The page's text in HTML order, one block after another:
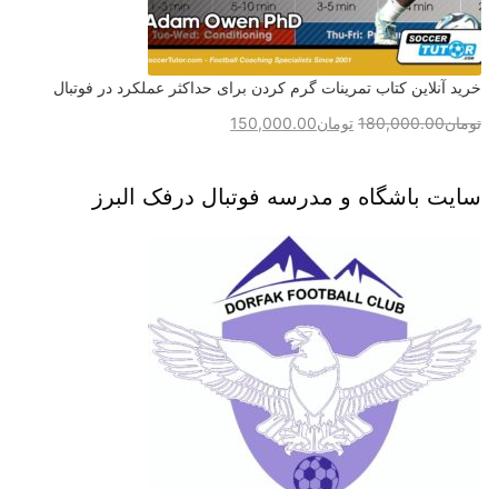
خرید آنلاین کتاب تمرینات گرم کردن برای حداکثر عملکرد در فوتبال
تومان180,000.00 تومان150,000.00
سایت باشگاه و مدرسه فوتبال درفک البرز